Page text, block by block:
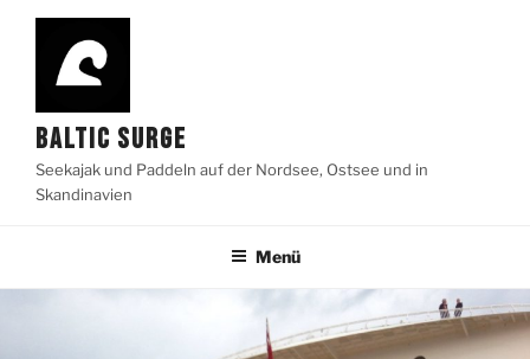
Zum
springen
BALTIC SURGE
Seekajak und Paddeln auf der Nordsee, Ostsee und in
Skandinavien
Menü